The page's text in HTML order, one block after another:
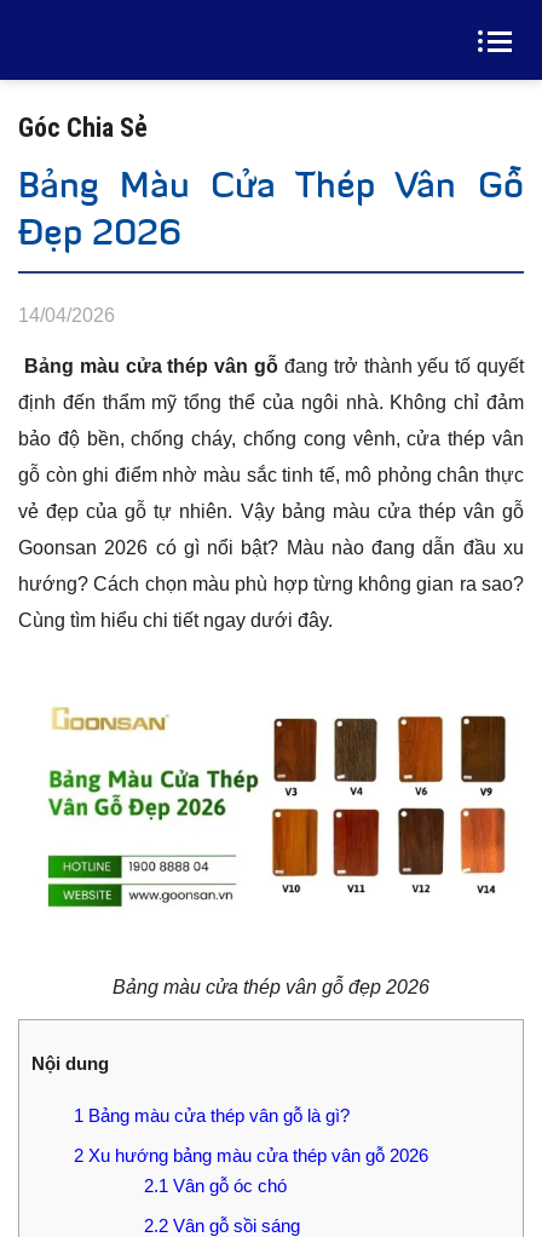
Góc Chia Sẻ
Bảng Màu Cửa Thép Vân Gỗ
Đẹp 2026
14/04/2026
Bảng màu cửa thép vân gỗ đang trở thành yếu tố quyết
định đến thẩm mỹ tổng thể của ngôi nhà. Không chỉ đảm
bảo độ bền, chống cháy, chống cong vênh, cửa thép vân
gỗ còn ghi điểm nhờ màu sắc tinh tế, mô phỏng chân thực
vẻ đẹp của gỗ tự nhiên. Vậy bảng màu cửa thép vân gỗ
Goonsan 2026 có gì nổi bật? Màu nào đang dẫn đầu xu
hướng? Cách chọn màu phù hợp từng không gian ra sao?
Cùng tìm hiểu chi tiết ngay dưới đây.
Bảng màu cửa thép vân gỗ đẹp 2026
Nội dung
1 Bảng màu cửa thép vân gỗ là gì?
2 Xu hướng bảng màu cửa thép vân gỗ 2026
2.1 Vân gỗ óc chó
2.2Vân gỗ sồi sáng